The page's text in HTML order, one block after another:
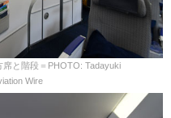
と階段＝PHOTO: Tadayuki
Wire